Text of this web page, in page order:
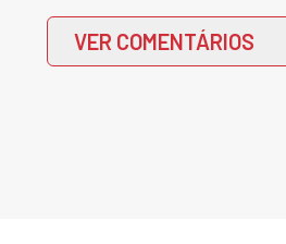
VER COMENTÁRIOS